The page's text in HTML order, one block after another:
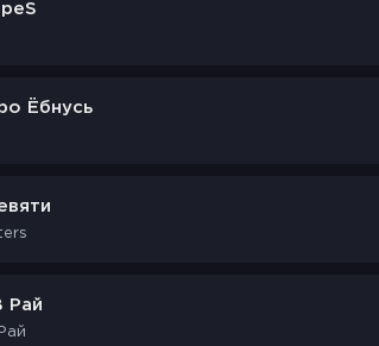
Ёбнусь
Рай